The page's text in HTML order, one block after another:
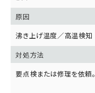
沸き上げ温度／高温検知
要点検または修理を依頼。